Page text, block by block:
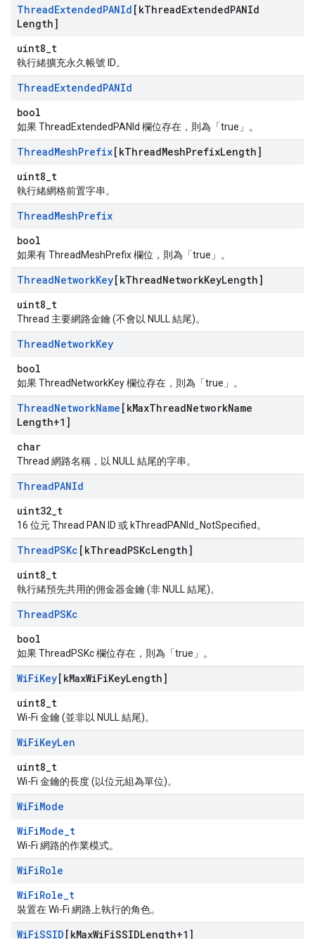
ThreadExtendedPANId [kThreadExtendedPANId
Length]
uint8_t
執行緒擴充永久帳號 ID。
ThreadExtendedPANId
bool
如果 ThreadExtendedPANId 欄位存在，則為「true」。
ThreadMeshPrefix[kThreadMeshPrefixLength]
uint8_t
執行緒網格前置字串。
ThreadMeshPrefix
bool
如果有 ThreadMeshPrefix 欄位，則為「true」。
ThreadNetworkKey[kThreadNetworkKeyLength]
uint8_t
Thread 主要網路金鑰 (不會以 NULL 結尾)。
ThreadNetworkKey
bool
如果 ThreadNetworkKey 欄位存在，則為「true」。
ThreadNetworkName [kMaxThreadNetworkName
Length+1]
char
Thread 網路名稱，以 NULL 結尾的字串。
ThreadPANId
uint32_t
16 位元 Thread PAN ID 或 kThreadPANId_NotSpecified。
ThreadPSKc [kThreadPSKcLength]
uint8_t
執行緒預先共用的佣金器金鑰 (非 NULL 結尾)。
ThreadPSKc
bool
如果 ThreadPSKc 欄位存在，則為「true」。
WiFiKey[kMaxWiFiKeyLength]
uint8_t
Wi-Fi 金鑰 (並非以 NULL 結尾)。
WiFiKeyLen
uint8_t
Wi-Fi 金鑰的長度 (以位元組為單位)。
WiFiMode
WiFiMode_t
Wi-Fi 網路的作業模式。
WiFiRole
WiFiRole_t
裝置在 Wi-Fi 網路上執行的角色。
WiFiSSID [kMaxWiFiSSIDLength+1]